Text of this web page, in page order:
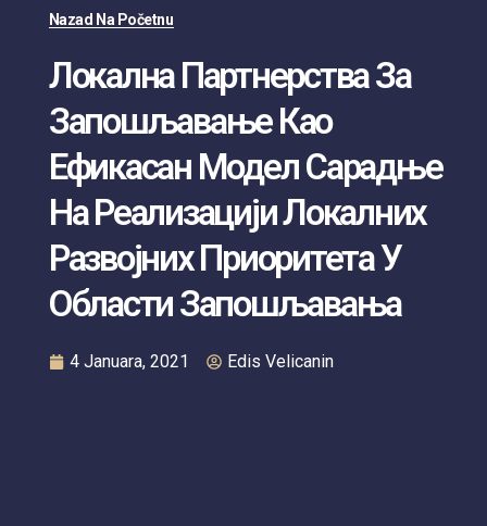
Nazad Na Početnu
Локална Партнерства За
Запошљавање Као
Ефикасан Модел Сарадње
На Реализацији Локалних
Развојних Приоритета У
Области Запошљавања
4 Januara, 2021 Edis Velicanin